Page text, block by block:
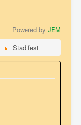
Powered by JEM
Stadtfest